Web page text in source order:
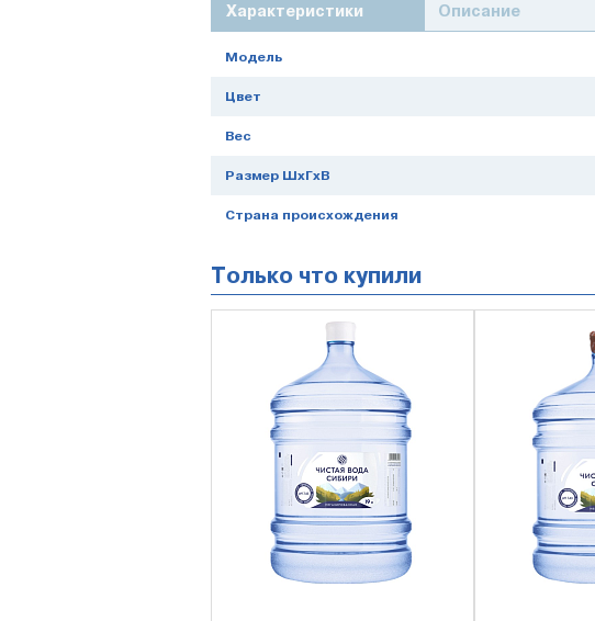
Характеристики Описание
Модель
Цвет
Вес
Размер ШхГхВ
Страна происхождения
Только что купили